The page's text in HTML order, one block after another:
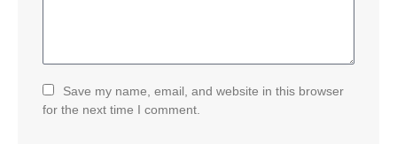
Save my name, email, and website in this browser
for the next time I comment.